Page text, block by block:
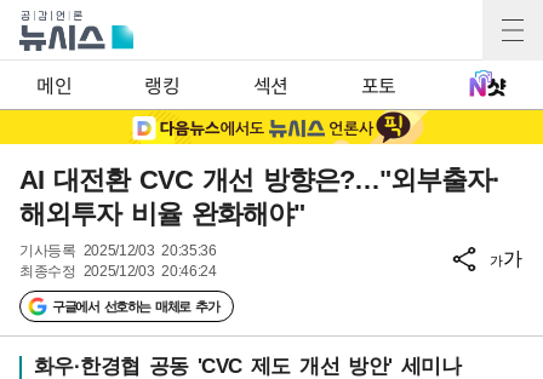
메인 랭킹 섹션 포토
AI 대전환 CVC 개선 방향은?…"외부출자·
해외투자 비율 완화해야"
기사등록 2025/12/03 20:35:36
최종수정 2025/12/03 20:46:24
구글에서 선호하는 매체로 추가
가가
화우·한경협 공동 'CVC 제도 개선 방안' 세미나